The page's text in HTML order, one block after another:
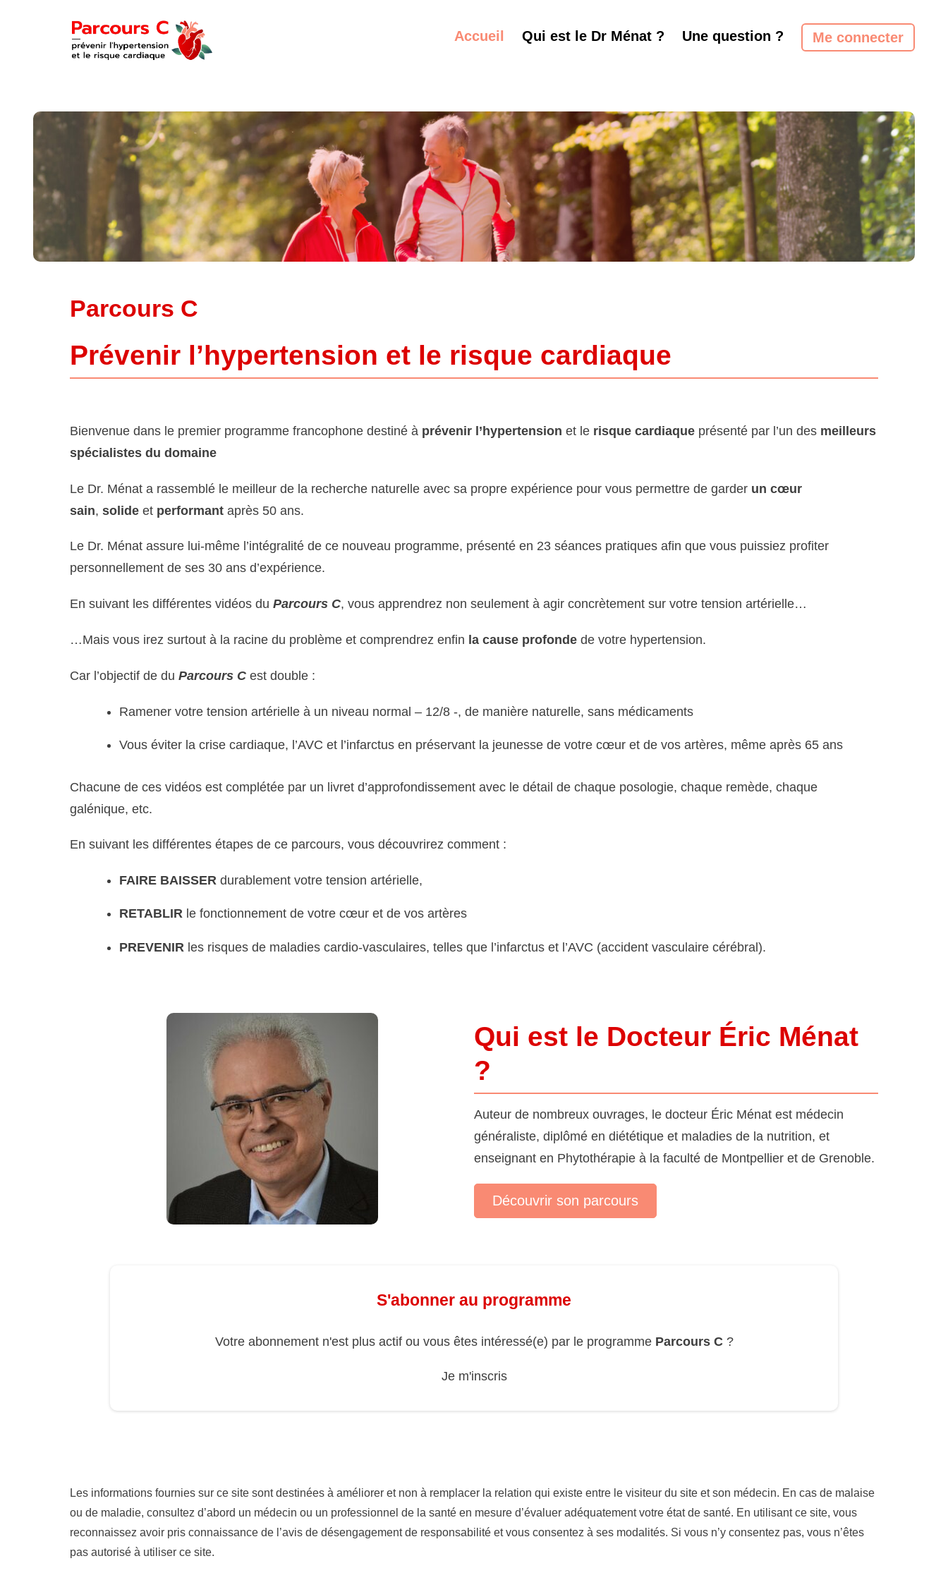
Accueil Qui est le Dr Ménat ? Une question ? Me connecter
Parcours C
Prévenir l’hypertension et le risque cardiaque
Bienvenue dans le premier programme francophone destiné à prévenir l’hypertension et le risque cardiaque présenté par l’un des meilleurs
spécialistes du domaine
Le Dr. Ménat a rassemblé le meilleur de la recherche naturelle avec sa propre expérience pour vous permettre de garder un cœur
sain, solide et performant après 50 ans.
Le Dr. Ménat assure lui-même l’intégralité de ce nouveau programme, présenté en 23 séances pratiques afin que vous puissiez profiter
personnellement de ses 30 ans d’expérience.
En suivant les différentes vidéos du Parcours C, vous apprendrez non seulement à agir concrètement sur votre tension artérielle…
…Mais vous irez surtout à la racine du problème et comprendrez enfin la cause profonde de votre hypertension.
Car l’objectif de du Parcours C est double :
Ramener votre tension artérielle à un niveau normal – 12/8 -, de manière naturelle, sans médicaments
Vous éviter la crise cardiaque, l’AVC et l’infarctus en préservant la jeunesse de votre cœur et de vos artères, même après 65 ans
Chacune de ces vidéos est complétée par un livret d’approfondissement avec le détail de chaque posologie, chaque remède, chaque
galénique, etc.
En suivant les différentes étapes de ce parcours, vous découvrirez comment :
FAIRE BAISSER durablement votre tension artérielle,
RETABLIR le fonctionnement de votre cœur et de vos artères
PREVENIR les risques de maladies cardio-vasculaires, telles que l’infarctus et l’AVC (accident vasculaire cérébral).
Qui est le Docteur Éric Ménat
?
Auteur de nombreux ouvrages, le docteur Éric Ménat est médecin
généraliste, diplômé en diététique et maladies de la nutrition, et
enseignant en Phytothérapie à la faculté de Montpellier et de Grenoble.
Découvrir son parcours
S'abonner au programme
Votre abonnement n'est plus actif ou vous êtes intéressé(e) par le programme Parcours C?
Je m'inscris
Les informations fournies sur ce site sont destinées à améliorer et non à remplacer la relation qui existe entre le visiteur du site et son médecin. En cas de malaise
ou de maladie, consultez d’abord un médecin ou un professionnel de la santé en mesure d’évaluer adéquatement votre état de santé. En utilisant ce site, vous
reconnaissez avoir pris connaissance de l’avis de désengagement de responsabilité et vous consentez à ses modalités. Si vous n’y consentez pas, vous n’êtes
pas autorisé à utiliser ce site.